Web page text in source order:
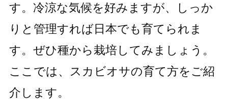
す。冷涼な気候を好みますが、しっか
りと管理すれば日本でも育てられま
す。ぜひ種から栽培してみましょう。
ここでは、スカビオサの育て方をご紹
介します。